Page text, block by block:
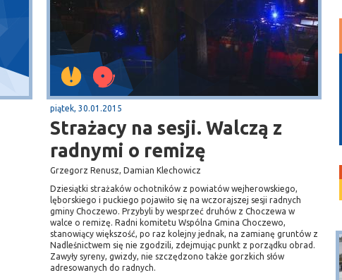
piątek, 30.01.2015
Strażacy na sesji. Walczą z
radnymi o remizę
Grzegorz Renusz, Damian Klechowicz
Dziesiątki strażaków ochotników z powiatów wejherowskiego,
lęborskiego i puckiego pojawiło się na wczorajszej sesji radnych
gminy Choczewo. Przybyli by wesprzeć druhów z Choczewa w
walce o remizę. Radni komitetu Wspólna Gmina Choczewo,
stanowiący większość, po raz kolejny jednak, na zamianę gruntów z
Nadleśnictwem się nie zgodzili, zdejmując punkt z porządku obrad.
Zawyły syreny, gwizdy, nie szczędzono także gorzkich słów
adresowanych do radnych.